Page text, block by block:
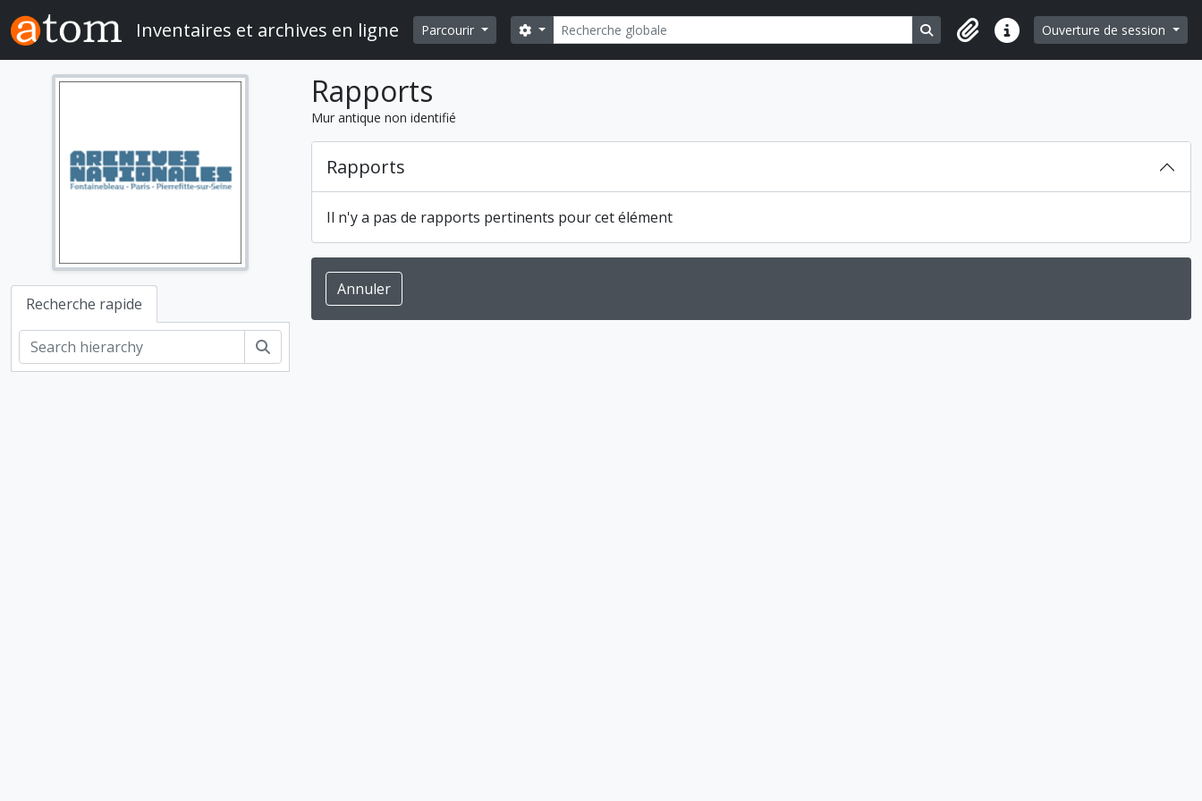
Skip to main content
Inventaires et archives en ligne Parcourir Rechercher
Search options Search in browse page
Liens rapidesOuverture de session
Recherche rapide
Rapports
Mur antique non identifié
Rapports
Il n'y a pas de rapports pertinents pour cet élément
Annuler